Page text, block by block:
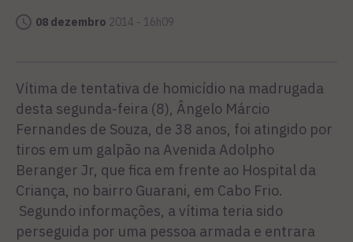
08 dezembro 2014 - 16h09
Vítima de tentativa de homicídio na madrugada
desta segunda-feira (8), Ângelo Márcio
Fernandes de Souza, de 38 anos, foi atingido por
tiros em um galpão na Avenida Adolpho
Beranger Jr, que fica em frente ao Hospital da
Criança, no bairro Guarani, em Cabo Frio.
Segundo informações, a vítima teria sido
perseguida por uma pessoa armada e entrara